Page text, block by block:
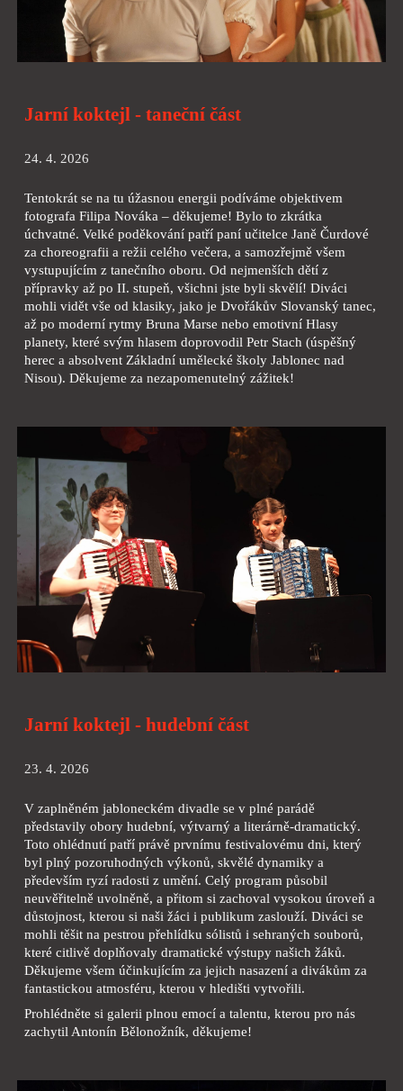
Jarní koktejl - taneční část
24. 4. 2026
Tentokrát se na tu úžasnou energii podíváme objektivem
fotografa Filipa Nováka – děkujeme! Bylo to zkrátka
úchvatné. Velké poděkování patří paní učitelce Janě Čurdové
za choreografii a režii celého večera, a samozřejmě všem
vystupujícím z tanečního oboru. Od nejmenších dětí z
přípravky až po II. stupeň, všichni jste byli skvělí! Diváci
mohli vidět vše od klasiky, jako je Dvořákův Slovanský tanec,
až po moderní rytmy Bruna Marse nebo emotivní Hlasy
planety, které svým hlasem doprovodil Petr Stach (úspěšný
herec a absolvent Základní umělecké školy Jablonec nad
Nisou). Děkujeme za nezapomenutelný zážitek!
Jarní koktejl - hudební část
23. 4. 2026
V zaplněném jabloneckém divadle se v plné parádě
představily obory hudební, výtvarný a literárně-dramatický.
Toto ohlédnutí patří právě prvnímu festivalovému dni, který
byl plný pozoruhodných výkonů, skvělé dynamiky a
především ryzí radosti z umění. Celý program působil
neuvěřitelně uvolněně, a přitom si zachoval vysokou úroveň a
důstojnost, kterou si naši žáci i publikum zaslouží. Diváci se
mohli těšit na pestrou přehlídku sólistů i sehraných souborů,
které citlivě doplňovaly dramatické výstupy našich žáků.
Děkujeme všem účinkujícím za jejich nasazení a divákům za
fantastickou atmosféru, kterou v hledišti vytvořili.
Prohlédněte si galerii plnou emocí a talentu, kterou pro nás
zachytil Antonín Bělonožník, děkujeme!